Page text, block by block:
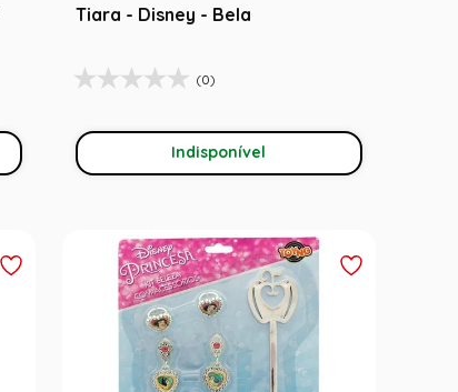
Tiara - Disney - Bela
(0)
Indisponível